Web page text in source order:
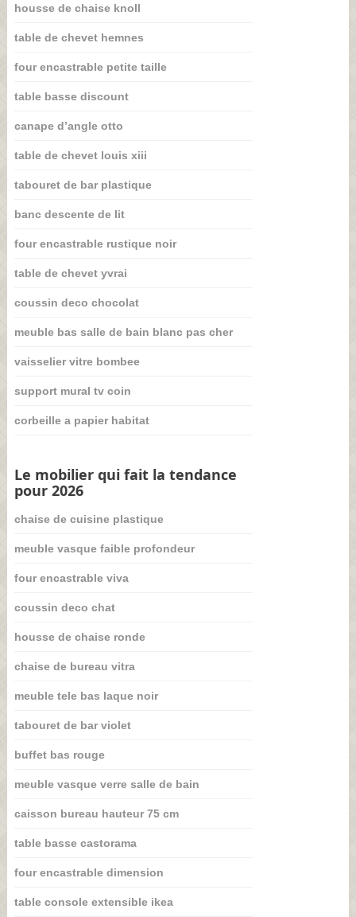
housse de chaise knoll
table de chevet hemnes
four encastrable petite taille
table basse discount
canape d’angle otto
table de chevet louis xiii
tabouret de bar plastique
banc descente de lit
four encastrable rustique noir
table de chevet yvrai
coussin deco chocolat
meuble bas salle de bain blanc pas cher
vaisselier vitre bombee
support mural tv coin
corbeille a papier habitat
Le mobilier qui fait la tendance
pour 2026
chaise de cuisine plastique
meuble vasque faible profondeur
four encastrable viva
coussin deco chat
housse de chaise ronde
chaise de bureau vitra
meuble tele bas laque noir
tabouret de bar violet
buffet bas rouge
meuble vasque verre salle de bain
caisson bureau hauteur 75 cm
table basse castorama
four encastrable dimension
table console extensible ikea